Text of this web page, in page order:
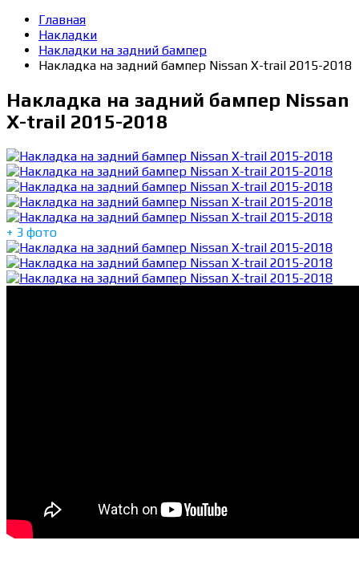
Главная
Накладки
Накладки на задний бампер
Накладка на задний бампер Nissan X-trail 2015-2018
Накладка на задний бампер Nissan
X-trail 2015-2018
+ 3 фото